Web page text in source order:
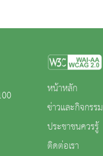
หน้าหลัก
ข่าวและกิจกรรม
ประชาชนควรรู้
ติดต่อเรา